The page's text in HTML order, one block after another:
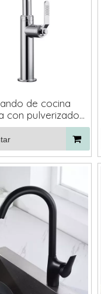
de cocina
con pulverizador